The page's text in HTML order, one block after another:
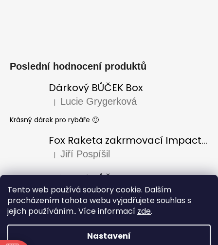
Tento web používá soubory cookie. Dalším
procházením tohoto webu vyjadřujete souhlas s
jejich používáním.. Více informací zde.
Nastavení
Poslední hodnocení produktů
Dárkový BŮČEK Box
Hodnocení produktu je 5 z 5 hvězdiček.
| Lucie Grygerková
Krásný dárek pro rybáře 🙂
Fox Raketa zakrmovací Impact Spod
Hodnocení produktu je 5 z 5 hvězdiček.
| Jiří Pospíšil
Dárkový BŮČEK Box
Hodnocení produktu je 5 z 5 hvězdiček.
| Laura Varadi
Dárek pro dědu k narozeninám, za mě úžasný i krásně